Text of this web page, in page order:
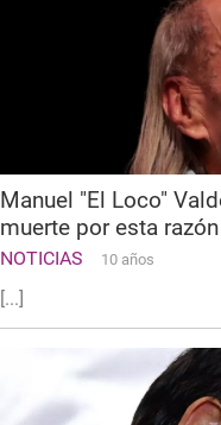
Manuel "El Loco"
muerte por esta razón
NOTICIAS 10 años
[...]